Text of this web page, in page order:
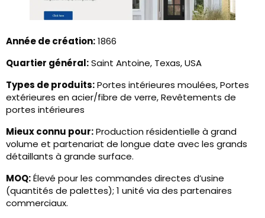
Année de création:1866
Quartier général:Saint Antoine, Texas, USA
Types de produits:Portes intérieures moulées, Portes
extérieures en acier/fibre de verre, Revêtements de
portes intérieures
Mieux connu pour:Production résidentielle à grand
volume et partenariat de longue date avec les grands
détaillants à grande surface.
MOQ:Élevé pour les commandes directes d’usine
(quantités de palettes); 1 unité via des partenaires
commerciaux.